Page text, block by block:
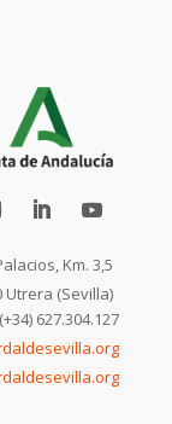
Km. 3,5
Utrera (Sevilla)
627.304.127